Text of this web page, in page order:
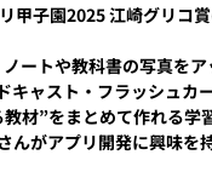
子園2025 江崎グリコ
ートや教科書の写真を
キャスト・フラッシュカ
材”をまとめて作れる学
んがアプリ開発に興味を